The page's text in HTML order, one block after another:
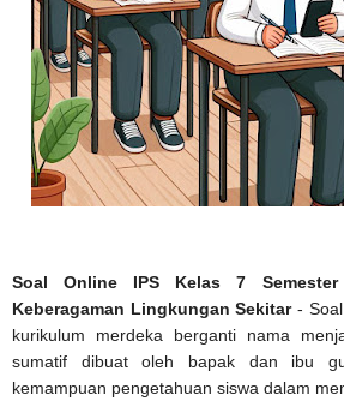
Soal Online IPS Kelas 7
Keberagaman Lingkungan Sekitar- Soal
kurikulum merdeka berganti nama
sumatif dibuat oleh bapak dan ibu
kemampuan pengetahuan siswa dalam